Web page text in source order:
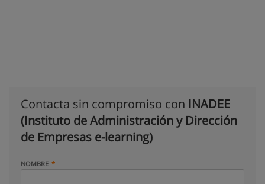
Contacta sin compromiso con INADEE
(Instituto de Administración y Dirección
de Empresas e-learning)
NOMBRE